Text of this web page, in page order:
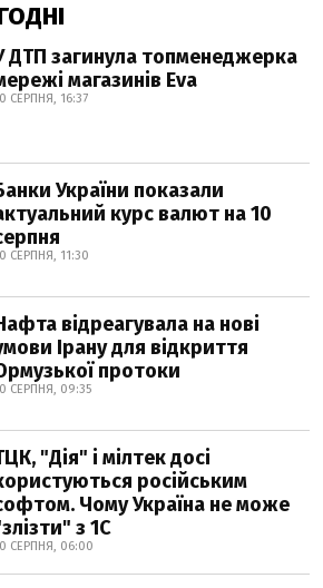
ДТП загинула топменеджерка
магазинів Eva
СЕРПНЯ, 16:37
України показали
курс валют на 10
СЕРПНЯ, 11:30
відреагувала на нові
Ірану для відкриття
протоки
СЕРПНЯ, 09:35
"Дія" і мілтек досі
російським
Чому Україна не може
з 1С
СЕРПНЯ, 06:00